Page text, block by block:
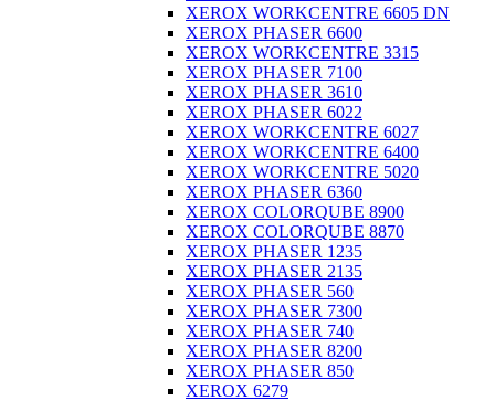
XEROX WORKCENTRE 6605 DN
XEROX PHASER 6600
XEROX WORKCENTRE 3315
XEROX PHASER 7100
XEROX PHASER 3610
XEROX PHASER 6022
XEROX WORKCENTRE 6027
XEROX WORKCENTRE 6400
XEROX WORKCENTRE 5020
XEROX PHASER 6360
XEROX COLORQUBE 8900
XEROX COLORQUBE 8870
XEROX PHASER 1235
XEROX PHASER 2135
XEROX PHASER 560
XEROX PHASER 7300
XEROX PHASER 740
XEROX PHASER 8200
XEROX PHASER 850
XEROX 6279